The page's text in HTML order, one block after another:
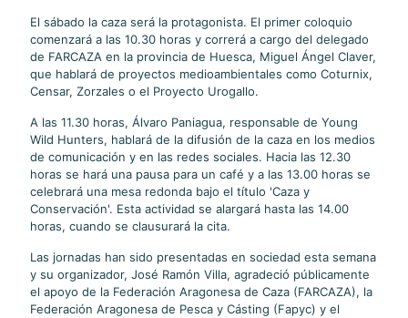
El sábado la caza será la protagonista. El primer coloquio
comenzará a las 10.30 horas y correrá a cargo del delegado
de FARCAZA en la provincia de Huesca, Miguel Ángel Claver,
que hablará de proyectos medioambientales como Coturnix,
Censar, Zorzales o el Proyecto Urogallo.
A las 11.30 horas, Álvaro Paniagua, responsable de Young
Wild Hunters, hablará de la difusión de la caza en los medios
de comunicación y en las redes sociales. Hacia las 12.30
horas se hará una pausa para un café y a las 13.00 horas se
celebrará una mesa redonda bajo el título 'Caza y
Conservación'. Esta actividad se alargará hasta las 14.00
horas, cuando se clausurará la cita.
Las jornadas han sido presentadas en sociedad esta semana
y su organizador, José Ramón Villa, agradeció públicamente
el apoyo de la Federación Aragonesa de Caza (FARCAZA), la
Federación Aragonesa de Pesca y Cásting (Fapyc) y el